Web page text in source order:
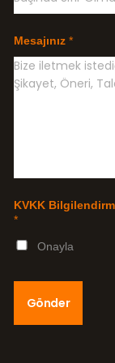
Mesajınız *
KVKK
*
Onayla
Gönder